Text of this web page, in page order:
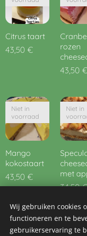
Citrus taart
43,50 €
rozen
43,50 €
Mango
kokostaart
Niet in
voorraad
43,50 €
met
Niet in
34,50
Wij gebruiken cookies
functioneren en te
gebruikerservaring te